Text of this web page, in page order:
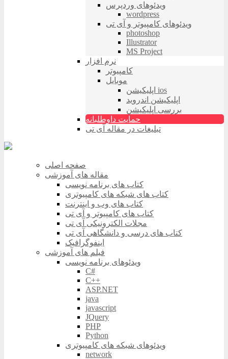
ویدئوهای وردپرس
wordpress
ویدئوهای کامپیوتر و آی تی
photoshop
Illustrator
MS Project
نرم افزار
کامپیوتر
موبایل
اپلیکیشن ios
اپلیکیشن اندروید
بررسی اپلیکیشن
حمایت داوطلبانه
تبلیغات در مقاله آی تی
صفحه اصلی
مقاله های آموزشی
کتاب های برنامه نویسی
کتاب های شبکه های کامپیوتری
کتاب های وب و اینترنت
کتاب های کامپیوتر و آی تی
مجلات الکترونیکی آی تی
کتاب های درسی و دانشگاهی آی تی
اینفوگرافیک
فیلم های آموزشی
ویدئوهای برنامه نویسی
C#
C++
ASP.NET
java
javascript
JQuery
PHP
Python
ویدئوهای شبکه های کامپیوتری
network